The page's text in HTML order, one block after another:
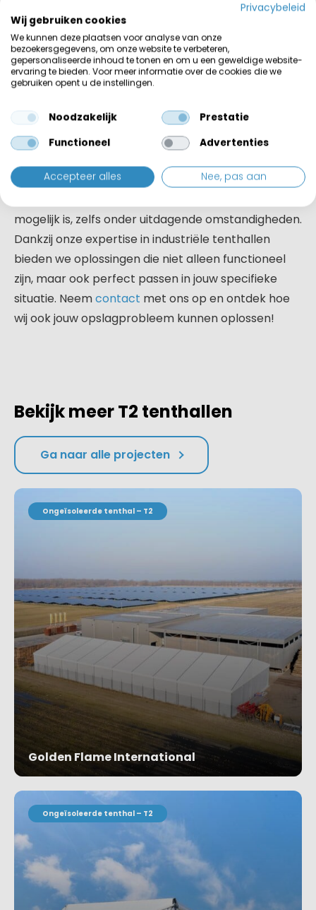
de industrie
smalle ruimte? Deze T2 tenthal voor Bouwman
mogelijk is, zelfs onder uitdagende omstandigheden.
Dankzij onze expertise in industriële tenthallen
bieden we oplossingen die niet alleen functioneel
zijn, maar ook perfect passen in jouw specifieke
situatie. Neemcontact met ons op en ontdek hoe
wij ook jouw opslagprobleem kunnen oplossen!
Bekijk meer T2 tenthallen
Ga naar alle projecten
Ongeïsoleerde tenthal – T2
Golden Flame International
Ongeïsoleerde tenthal – T2
Privacybeleid
Wij gebruiken cookies
We kunnen deze plaatsen voor analyse van onze
bezoekersgegevens, om onze website te verbeteren,
gepersonaliseerde inhoud te tonen en om u een geweldige website-
ervaring te bieden. Voor meer informatie over de cookies die we
gebruiken opent u de instellingen.
Noodzakelijk
Prestatie
Functioneel
Advertenties
Accepteer alles Nee, pas aan